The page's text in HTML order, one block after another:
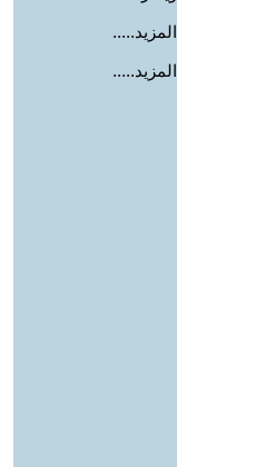
المزيد.....
المزيد.....